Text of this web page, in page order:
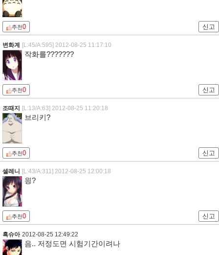
추천0 신고
변화계 [L:45/A:595] 2012-08-25 11:17:10
작화를???????
추천0 신고
조때지 [L:13/A:63] 2012-08-25 11:20:18
브리키?
추천0 신고
셀레니 [L:43/A:311] 2012-08-25 12:00:18
읭?
추천0 신고
흑슈아 2012-08-25 12:49:22
음.. 저정도면 시험기간이려나